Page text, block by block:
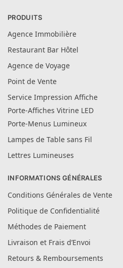
PRODUITS
Agence Immobilière
Restaurant Bar Hôtel
Agence de Voyage
Point de Vente
Service Impression Affiche
Porte-Affiches Vitrine LED
Porte-Menus Lumineux
Lampes de Table sans Fil
Lettres Lumineuses
INFORMATIONS GÉNÉRALES
Conditions Générales de Vente
Politique de Confidentialité
Méthodes de Paiement
Livraison et Frais d’Envoi
Retours & Remboursements